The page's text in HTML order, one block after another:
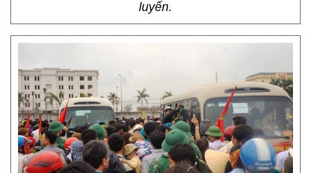
luyến.